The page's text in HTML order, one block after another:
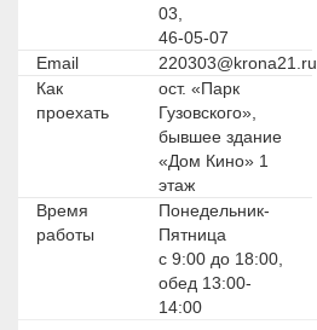
03,
46-05-07
Email
220303@krona21.ru
Как
проехать
ост. «Парк
Гузовского»,
бывшее здание
«Дом Кино» 1
этаж
Время
работы
Понедельник-
Пятница
с 9:00 до 18:00,
обед 13:00-
14:00